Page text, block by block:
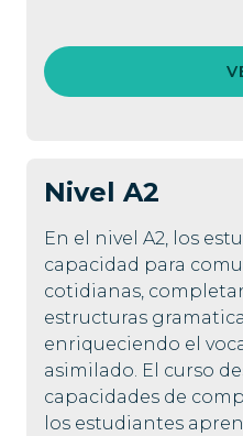
Nivel A2
En el nivel A2, los
capacidad para
cotidianas,
estructuras
enriqueciendo el
asimilado. El curso
capacidades de
los estudiantes